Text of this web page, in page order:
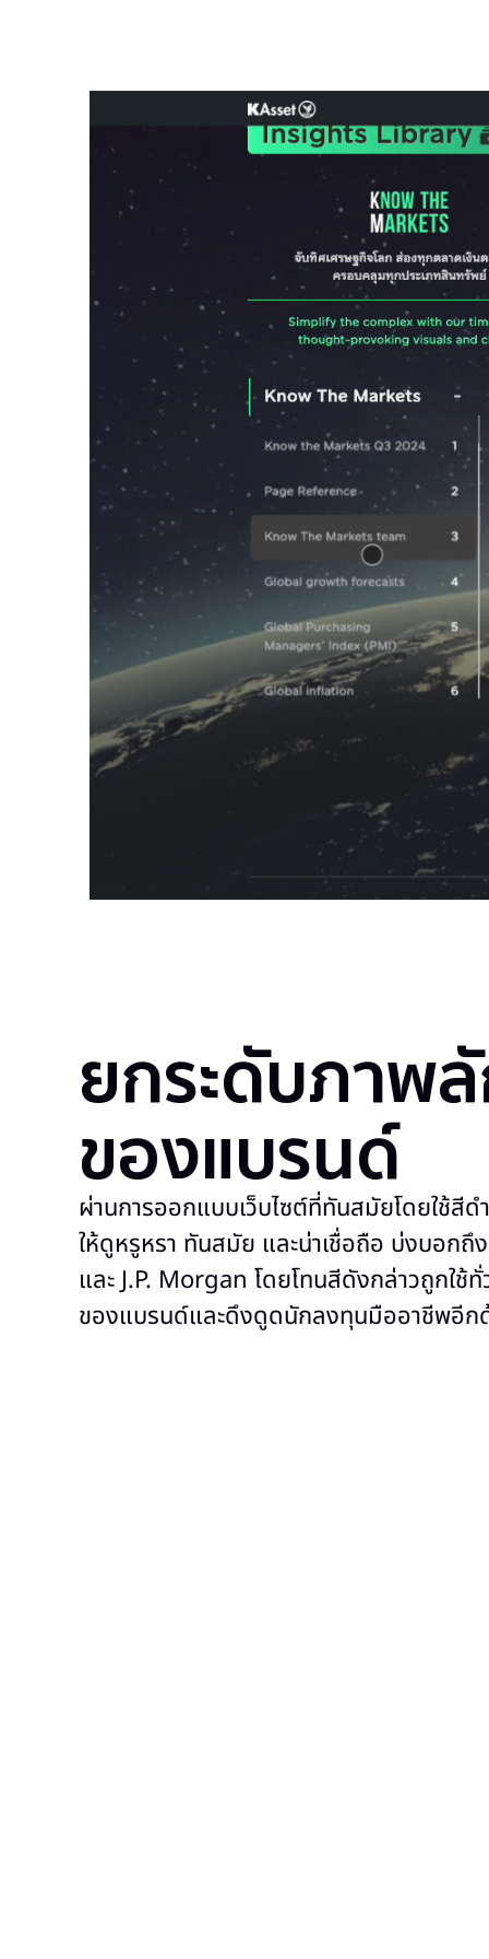
ยกระดับภาพ
ของแบรนด์
ผ่านการออกแบบเว็บไซต์ที่ทันสมัยโดยใช้สี
ให้ดูหรูหรา ทันสมัย และน่าเชื่อถือ บ่งบอก
และ J.P. Morgan โดยโทนสีดังกล่าวถูกใช้
ของแบรนด์และดึงดูดนักลงทุนมืออาชีพอีก